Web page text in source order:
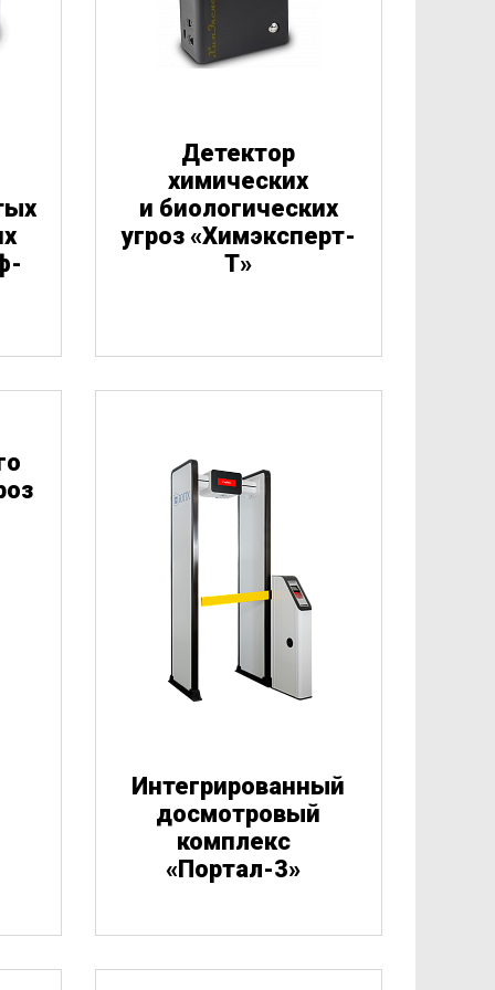
Детектор
химических
и биологических
угроз «Химэксперт-
Т»
Интегрированный
досмотровый
комплекс
«Портал-3»